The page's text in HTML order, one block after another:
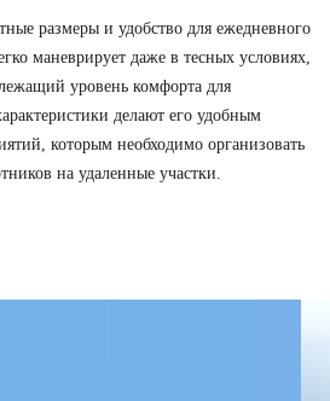
размеры и удобство для ежедневного
маневрирует даже в тесных условиях,
уровень комфорта для
делают его удобным
которым необходимо организовать
на удаленные участки.